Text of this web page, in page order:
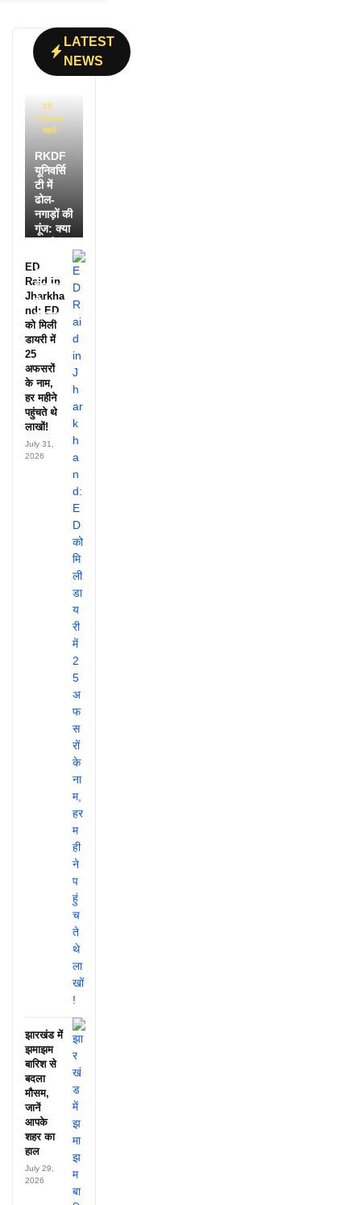
LATEST
NEWS
15
hours
पहले
RKDF
यूनिवर्सि
टी में
ढोल-
नगाड़ों की
गूंज: क्या
आदिवासी
दिवस की
ये
झलक?
ED
Raid in
Jharkha
nd: ED
को मिली
डायरी में
25
अफसरों
के नाम,
हर महीने
पहुंचते थे
लाखों!
July 31,
2026
झारखंड में
झमाझम
बारिश से
बदला
मौसम,
जानें
आपके
शहर का
हाल
July 29,
2026